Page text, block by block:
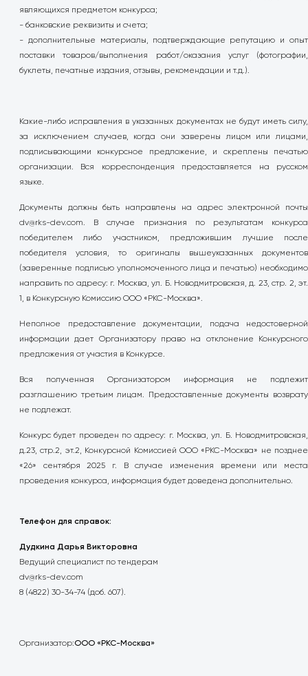
являющихся предметом конкурса;
- банковские реквизиты и счета;
- дополнительные материалы, подтверждающие репутацию и опыт
поставки товаров/выполнения работ/оказания услуг (фотографии,
буклеты, печатные издания, отзывы, рекомендации и т.д.).
Какие-либо исправления в указанных документах не будут иметь силу,
за исключением случаев, когда они заверены лицом или лицами,
подписывающими конкурсное предложение, и скреплены печатью
организации. Вся корреспонденция предоставляется на русском
языке.
Документы должны быть направлены на адрес электронной почты
dv@rks-dev.com. В случае признания по результатам конкурса
победителем либо участником, предложившим лучшие после
победителя условия, то оригиналы вышеуказанных документов
(заверенные подписью уполномоченного лица и печатью) необходимо
направить по адресу: г. Москва, ул. Б. Новодмитровская, д. 23, стр. 2, эт.
1, в Конкурсную Комиссию ООО «РКС-Москва».
Неполное предоставление документации, подача недостоверной
информации дает Организатору право на отклонение Конкурсного
предложения от участия в Конкурсе.
Вся полученная Организатором информация не подлежит
разглашению третьим лицам. Предоставленные документы возврату
не подлежат.
Конкурс будет проведен по адресу: г. Москва, ул. Б. Новодмитровская,
д.23, стр.2, эт.2, Конкурсной Комиссией ООО «РКС-Москва» не позднее
«26» сентября 2025 г. В случае изменения времени или места
проведения конкурса, информация будет доведена дополнительно.
Телефон для справок:
Дудкина Дарья Викторовна
Ведущий специалист по тендерам
dv@rks-dev.com
8 (4822) 30-34-74 (доб. 607).
Организатор:ООО «РКС-Москва»